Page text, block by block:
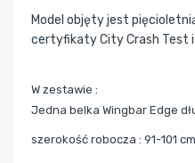
Model objęty jest
certyfikaty City Crash Test i
W zestawie :
Jedna belka Wingbar Edge
szerokość robocza : 91-101 cm